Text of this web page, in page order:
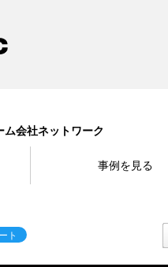
会社ネットワーク
事例を見る